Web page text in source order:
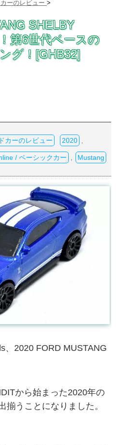
ーのレビュー >
SHELBY
第6世代ベースの
グ！[GHB32]
カーのレビュー 2020
/ ベーシックカー Mustang
、2020 FORD MUSTANG
から始まった2020年の
揃うことになりました。